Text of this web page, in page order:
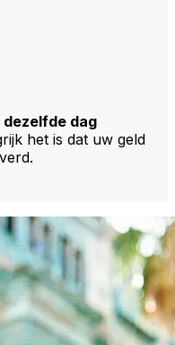
dezelfde dag
het is dat uw geld